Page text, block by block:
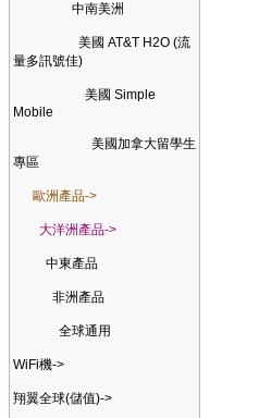
中南美洲
美國 AT&T H2O (流
量多訊號佳)
美國 Simple
Mobile
美國加拿大留學生
專區
歐洲產品->
大洋洲產品->
中東產品
非洲產品
全球通用
WiFi機->
翔翼全球(儲值)->